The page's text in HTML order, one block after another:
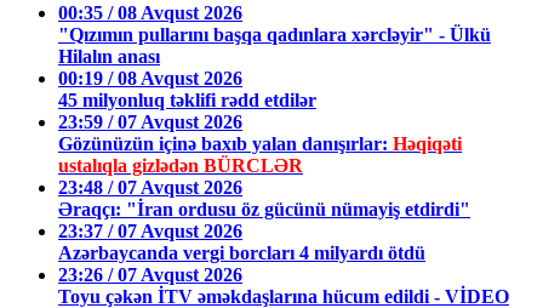
00:35 / 08 Avqust 2026
"Qızımın pullarını başqa qadınlara xərcləyir" - Ülkü
Hilalın anası
00:19 / 08 Avqust 2026
45 milyonluq təklifi rədd etdilər
23:59 / 07 Avqust 2026
Gözünüzün içinə baxıb yalan danışırlar: Həqiqəti
ustalıqla gizlədən BÜRCLƏR
23:48 / 07 Avqust 2026
Əraqçı: "İran ordusu öz gücünü nümayiş etdirdi"
23:37 / 07 Avqust 2026
Azərbaycanda vergi borcları 4 milyardı ötdü
23:26 / 07 Avqust 2026
Toyu çəkən İTV əməkdaşlarına hücum edildi - VİDEO